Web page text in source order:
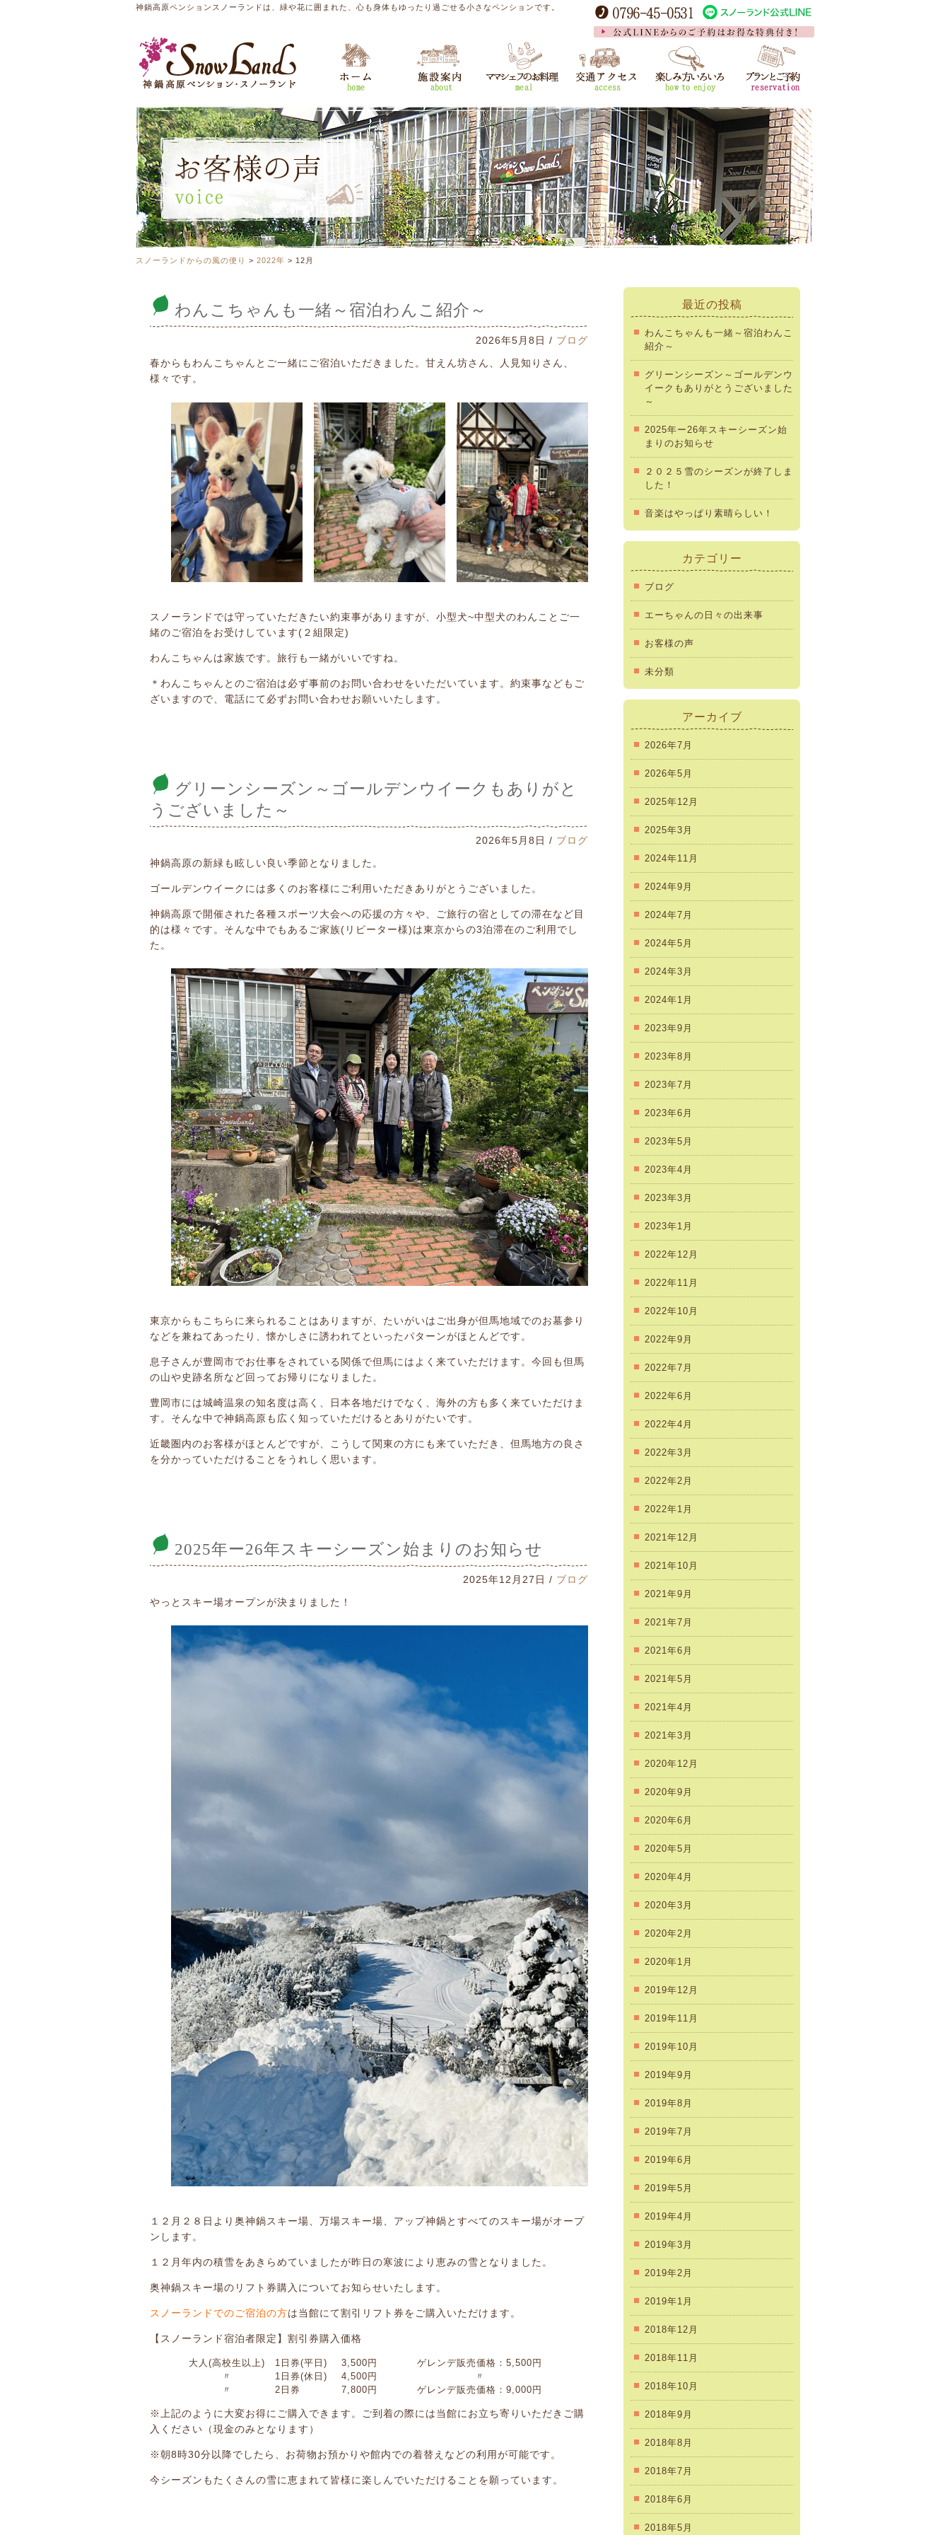
神鍋高原ペンションスノーランドは、緑や花に囲まれた、心も身体もゆったり過ごせる小さなペンションです。
スノーランドからの風の便り > 2022年 > 12月
わんこちゃんも一緒～宿泊わんこ紹介～
2026年5月8日 / ブログ
春からもわんこちゃんとご一緒にご宿泊いただきました。甘えん坊さん、人見知りさん、
様々です。
スノーランドでは守っていただきたい約束事がありますが、小型犬~中型犬のわんことご一
緒のご宿泊をお受けしています(２組限定)
わんこちゃんは家族です。旅行も一緒がいいですね。
＊わんこちゃんとのご宿泊は必ず事前のお問い合わせをいただいています。約束事などもご
ざいますので、電話にて必ずお問い合わせお願いいたします。
グリーンシーズン～ゴールデンウイークもありがと
うございました～
2026年5月8日 / ブログ
神鍋高原の新緑も眩しい良い季節となりました。
ゴールデンウイークには多くのお客様にご利用いただきありがとうございました。
神鍋高原で開催された各種スポーツ大会への応援の方々や、ご旅行の宿としての滞在など目
的は様々です。そんな中でもあるご家族(リピーター様)は東京からの3泊滞在のご利用でし
た。
東京からもこちらに来られることはありますが、たいがいはご出身が但馬地域でのお墓参り
などを兼ねてあったり、懐かしさに誘われてといったパターンがほとんどです。
息子さんが豊岡市でお仕事をされている関係で但馬にはよく来ていただけます。今回も但馬
の山や史跡名所など回ってお帰りになりました。
豊岡市には城崎温泉の知名度は高く、日本各地だけでなく、海外の方も多く来ていただけま
す。そんな中で神鍋高原も広く知っていただけるとありがたいです。
近畿圏内のお客様がほとんどですが、こうして関東の方にも来ていただき、但馬地方の良さ
を分かっていただけることをうれしく思います。
2025年ー26年スキーシーズン始まりのお知らせ
2025年12月27日 / ブログ
やっとスキー場オープンが決まりました ！
１２月２８日より奥神鍋スキー場、万場スキー場、アップ神鍋とすべてのスキー場がオープ
ンします。
１２月年内の積雪をあきらめていましたが昨日の寒波により恵みの雪となりました。
奥神鍋スキー場のリフト券購入についてお知らせいたします。
スノーランドでのご宿泊の方は当館にて割引リフト券をご購入いただけます。
【スノーランド宿泊者限定】割引券購入価格
大人(高校生以上) 1日券(平日) 3,500円
ゲレンデ販売価格：5,500円
〃
1日券(休日) 4,500円
〃
〃
2日券 7,800円 ゲレンデ販売価格：9,000円
※上記のように大変お得にご購入できます。ご到着の際には当館にお立ち寄りいただきご購
入ください（現金のみとなります）
※朝8時30分以降でしたら、お荷物お預かりや館内での着替えなどの利用が可能です。
今シーズンもたくさんの雪に恵まれて皆様に楽しんでいただけることを願っています。
最近の投稿
わんこちゃんも一緒～宿泊わんこ
紹介～
グリーンシーズン～ゴールデンウ
イークもありがとうございました
～
2025年ー26年スキーシーズン始
まりのお知らせ
２０２５雪のシーズンが終了しま
した！
音楽はやっぱり素晴らしい！
カテゴリー
ブログ
エーちゃんの日々の出来事
お客様の声
未分類
アーカイブ
2026年7月
2026年5月
2025年12月
2025年3月
2024年11月
2024年9月
2024年7月
2024年5月
2024年3月
2024年1月
2023年9月
2023年8月
2023年7月
2023年6月
2023年5月
2023年4月
2023年3月
2023年1月
2022年12月
2022年11月
2022年10月
2022年9月
2022年7月
2022年6月
2022年4月
2022年3月
2022年2月
2022年1月
2021年12月
2021年10月
2021年9月
2021年7月
2021年6月
2021年5月
2021年4月
2021年3月
2020年12月
2020年9月
2020年6月
2020年5月
2020年4月
2020年3月
2020年2月
2020年1月
2019年12月
2019年11月
2019年10月
2019年9月
2019年8月
2019年7月
2019年6月
2019年5月
2019年4月
2019年3月
2019年2月
2019年1月
2018年12月
2018年11月
2018年10月
2018年9月
2018年8月
2018年7月
2018年6月
2018年5月